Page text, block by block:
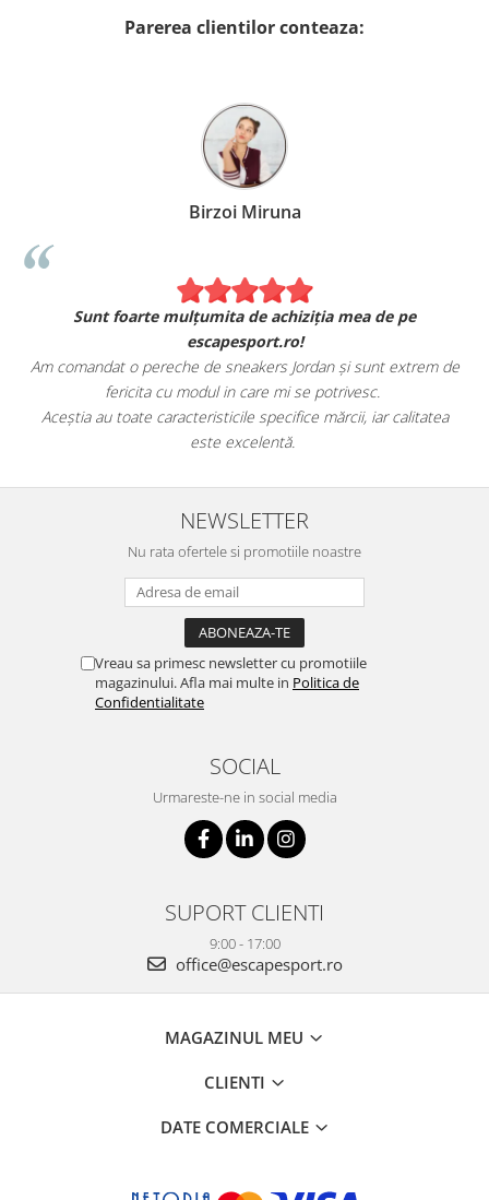
Parerea clientilor conteaza:
Birzoi Miruna
Sunt foarte mulțumita de achiziția mea de pe
escapesport.ro!
Am comandat o pereche de sneakers Jordan și sunt extrem de
fericita cu modul in care mi se potrivesc.
Aceștia au toate caracteristicile specifice mărcii, iar calitatea
este excelentă.
NEWSLETTER
Nu rata ofertele si promotiile noastre
Vreau sa primesc newsletter cu promotiile
magazinului. Afla mai multe in Politica de
Confidentialitate
SOCIAL
Urmareste-ne in social media
SUPORT CLIENTI
9:00 - 17:00
office@escapesport.ro
MAGAZINUL MEU
CLIENTI
DATE COMERCIALE